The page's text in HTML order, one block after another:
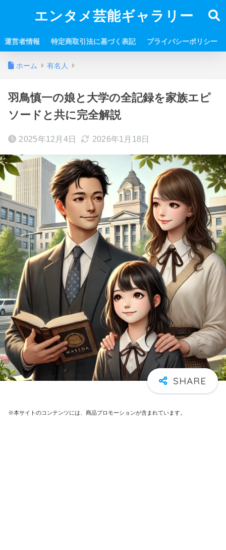
エンタメ芸能ギャラリー
運営者情報 特定商取引法に基づく表記 プライバシーポリシー
ホーム 有名人
羽鳥慎一の娘と大学の全記録を家族エピ
ソードと共に完全解説
2025年12月4日 2026年1月18日
※本サイトのコンテンツには、商品プロモーションが含まれています。